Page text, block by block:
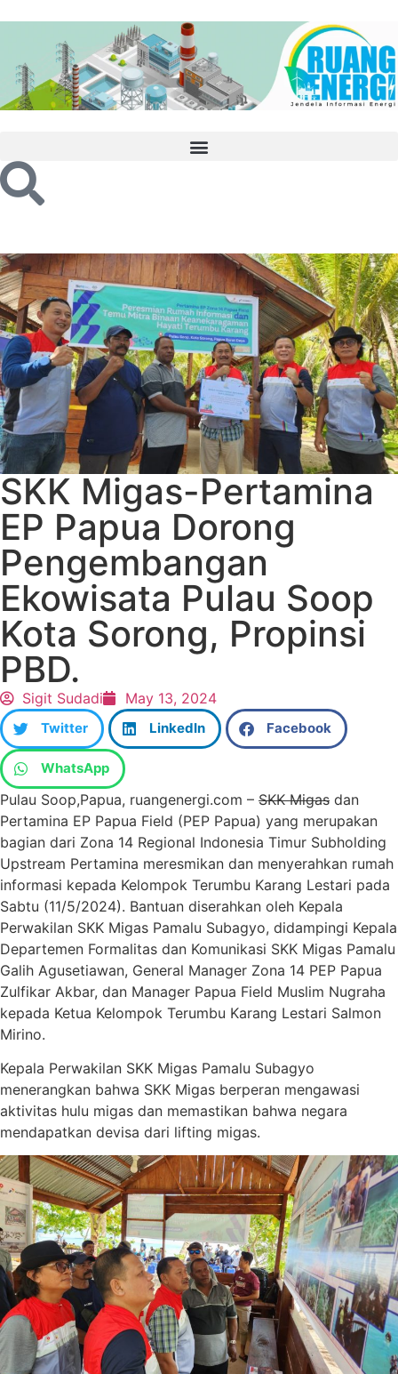
SKK Migas-Pertamina
EP Papua Dorong
Pengembangan
Ekowisata Pulau Soop
Kota Sorong, Propinsi
PBD.
Sigit Sudadi May 13, 2024
Twitter LinkedIn Facebook
WhatsApp
Pulau Soop,Papua, ruangenergi.com – SKK Migas dan
Pertamina EP Papua Field (PEP Papua) yang merupakan
bagian dari Zona 14 Regional Indonesia Timur Subholding
Upstream Pertamina meresmikan dan menyerahkan rumah
informasi kepada Kelompok Terumbu Karang Lestari pada
Sabtu (11/5/2024). Bantuan diserahkan oleh Kepala
Perwakilan SKK Migas Pamalu Subagyo, didampingi Kepala
Departemen Formalitas dan Komunikasi SKK Migas Pamalu
Galih Agusetiawan, General Manager Zona 14 PEP Papua
Zulfikar Akbar, dan Manager Papua Field Muslim Nugraha
kepada Ketua Kelompok Terumbu Karang Lestari Salmon
Mirino.
Kepala Perwakilan SKK Migas Pamalu Subagyo
menerangkan bahwa SKK Migas berperan mengawasi
aktivitas hulu migas dan memastikan bahwa negara
mendapatkan devisa dari lifting migas.